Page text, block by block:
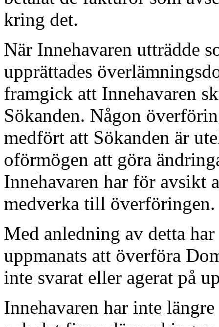
kring det.
När Innehavaren utträdde
upprättades
framgick att Innehavaren
Sökanden. Någon
medfört att Sökanden är
oförmögen att göra
Innehavaren har för avsikt
medverka till överföringen.
Med anledning av detta
uppmanats att överföra
inte svarat eller agerat på
Innehavaren har inte